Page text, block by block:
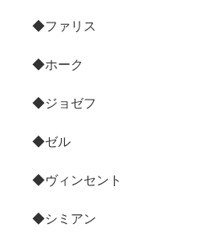
◆ファリス
◆ホーク
◆ジョゼフ
◆ゼル
◆ヴィンセント
◆シミアン